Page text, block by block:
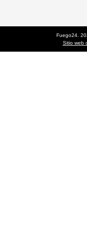
Fuego24.
Sitio web